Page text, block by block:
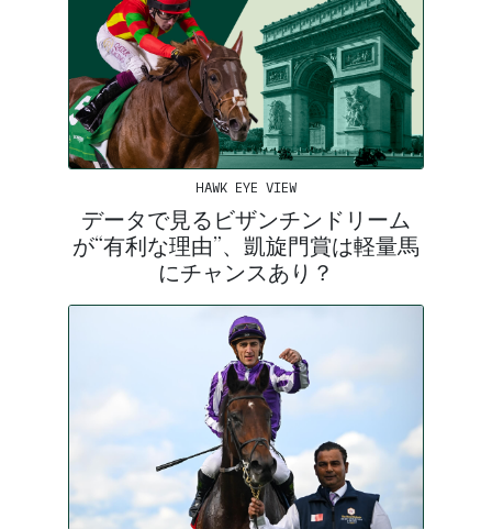
HAWK EYE VIEW
データで見るビザンチンドリーム
が“有利な理由”、凱旋門賞は軽量馬
にチャンスあり？